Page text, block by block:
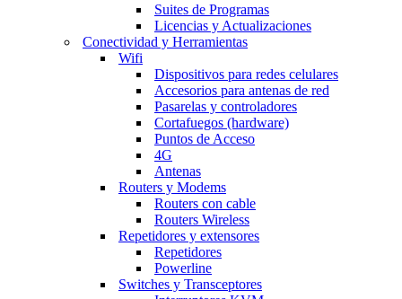
Suites de Programas
Licencias y Actualizaciones
Conectividad y Herramientas
Wifi
Dispositivos para redes celulares
Accesorios para antenas de red
Pasarelas y controladores
Cortafuegos (hardware)
Puntos de Acceso
4G
Antenas
Routers y Modems
Routers con cable
Routers Wireless
Repetidores y extensores
Repetidores
Powerline
Switches y Transceptores